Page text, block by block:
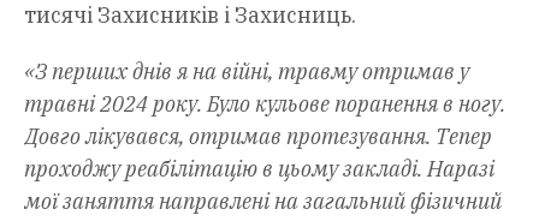
тисячі Захисників і Захисниць.
«З перших днів я на війні, травму отримав у
травні 2024 року. Було кульове поранення в ногу.
Довго лікувався, отримав протезування. Тепер
проходжу реабілітацію в цьому закладі. Наразі
мої заняття направлені на загальний фізичний